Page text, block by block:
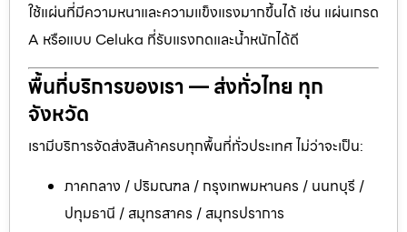
ใช้แผ่นที่มีความหนาและความแข็งแรงมากขึ้นได้ เช่น แผ่นเกรด
A หรือแบบ Celuka ที่รับแรงกดและน้ำหนักได้ดี
พื้นที่บริการของเรา — ส่งทั่วไทย ทุก
จังหวัด
เรามีบริการจัดส่งสินค้าครบทุกพื้นที่ทั่วประเทศ ไม่ว่าจะเป็น:
ภาคกลาง / ปริมณฑล / กรุงเทพมหานคร / นนทบุรี /
ปทุมธานี / สมุทรสาคร / สมุทรปราการ